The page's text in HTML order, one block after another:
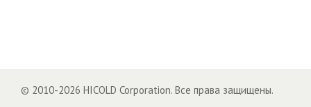
© 2010-2026 HICOLD Corporation. Все права защищены.